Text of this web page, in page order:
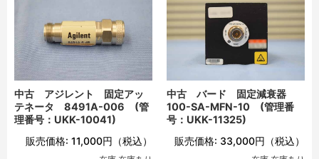
中古 アジレント 固定アッ
テネータ 8491A-006 (管
理番号：UKK-10041)
販売価格: 11,000円 （税込）
中古 バード 固定減衰器
100-SA-MFN-10 (管理番
号：UKK-11325)
販売価格: 33,000円 （税込）